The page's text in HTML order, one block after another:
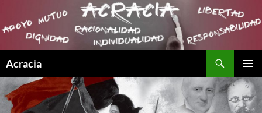
Acracia
MENÚ
AL
CONTENIDO